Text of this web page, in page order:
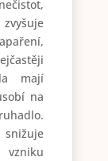
mají
na
snižuje